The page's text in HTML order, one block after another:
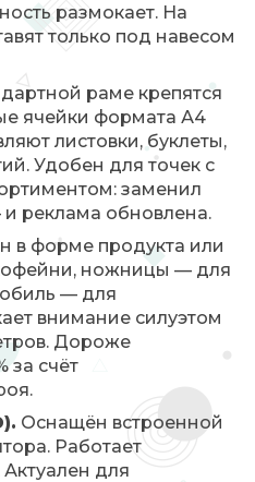
размокает. На
только под навесом
раме крепятся
ячейки формата А4
листовки, буклеты,
Удобен для точек с
заменил
и реклама обновлена.
в форме продукта или
ножницы — для
— для
внимание силуэтом
Дороже
за счёт
Оснащён встроенной
Работает
для